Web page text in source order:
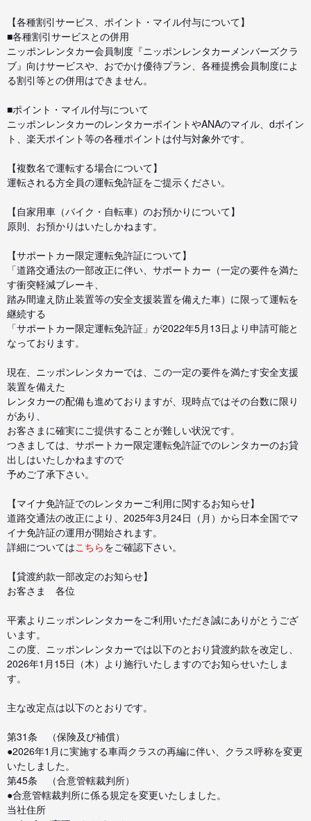
【各種割引サービス、ポイント・マイル付与について】
■各種割引サービスとの併用
ニッポンレンタカー会員制度『ニッポンレンタカーメンバーズクラ
ブ』向けサービスや、おでかけ優待プラン、各種提携会員制度によ
る割引等との併用はできません。
■ポイント・マイル付与について
ニッポンレンタカーのレンタカーポイントやANAのマイル、dポイン
ト、楽天ポイント等の各種ポイントは付与対象外です。
【複数名で運転する場合について】
運転される方全員の運転免許証をご提示ください。
【自家用車（バイク・自転車）のお預かりについて】
原則、お預かりはいたしかねます。
【サポートカー限定運転免許証について】
「道路交通法の一部改正に伴い、サポートカー（一定の要件を満た
す衝突軽減ブレーキ、
踏み間違え防止装置等の安全支援装置を備えた車）に限って運転を
継続する
「サポートカー限定運転免許証」が2022年5月13日より申請可能と
なっております。
現在、ニッポンレンタカーでは、この一定の要件を満たす安全支援
装置を備えた
レンタカーの配備も進めておりますが、現時点ではその台数に限り
があり、
お客さまに確実にご提供することが難しい状況です。
つきましては、サポートカー限定運転免許証でのレンタカーのお貸
出しはいたしかねますので
予めご了承下さい。
【マイナ免許証でのレンタカーご利用に関するお知らせ】
道路交通法の改正により、2025年3月24日（月）から日本全国でマ
イナ免許証の運用が開始されます。
詳細についてはこちらをご確認下さい。
【貸渡約款一部改定のお知らせ】
お客さま 各位
平素よりニッポンレンタカーをご利用いただき誠にありがとうござ
います。
この度、ニッポンレンタカーでは以下のとおり貸渡約款を改定し、
2026年1月15日（木）より施行いたしますのでお知らせいたしま
す。
主な改定点は以下のとおりです。
第31条 （保険及び補償）
●2026年1月に実施する車両クラスの再編に伴い、クラス呼称を変更
いたしました。
第45条 （合意管轄裁判所）
●合意管轄裁判所に係る規定を変更いたしました。
当社住所